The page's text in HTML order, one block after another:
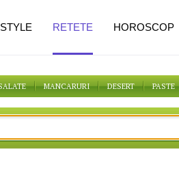
MANCARURI DESERT PASTE
RETETE HOROSCOP